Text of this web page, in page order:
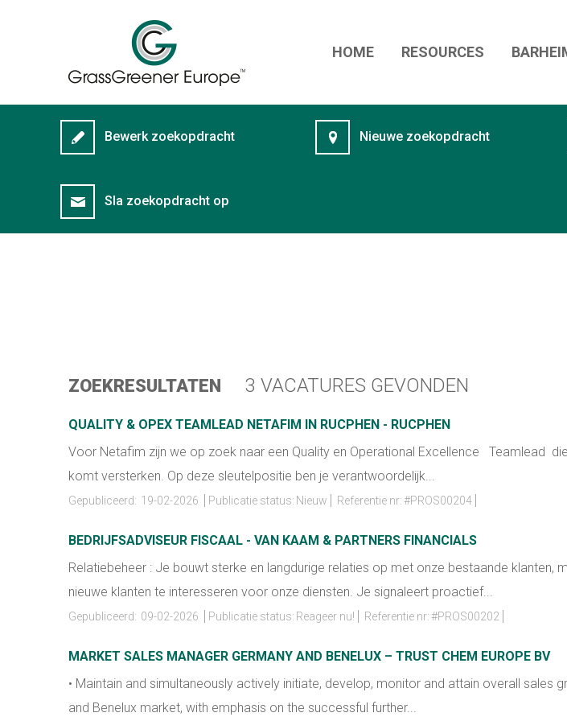
HOME RESOURCES
Bewerk zoekopdracht Nieuwe zoekopdracht
Sla zoekopdracht op
ZOEKRESULTATEN 3 VACATURES GEVONDEN
QUALITY & OPEX TEAMLEAD NETAFIM IN RUCPHEN - RUCPHEN
Voor Netafim zijn we op zoek naar een Quality en Operational Excellence Teamlead
komt versterken. Op deze sleutelpositie ben je verantwoordelijk...
Gepubliceerd: 19-02-2026 Publicatie status: Nieuw Referentie nr:#PROS00204
BEDRIJFSADVISEUR FISCAAL - VAN KAAM & PARTNERS FINANCIALS
Relatiebeheer : Je bouwt sterke en langdurige relaties op met onze bestaande klanten,
nieuwe klanten te interesseren voor onze diensten. Je signaleert proactief...
Gepubliceerd: 09-02-2026 Publicatie status: Reageer nu! Referentie nr:#PROS00202
MARKET SALES MANAGER GERMANY AND BENELUX – TRUST CHEM EUROPE BV
• Maintain and simultaneously actively initiate, develop, monitor and attain overall sales
and Benelux market, with emphasis on the successful further...